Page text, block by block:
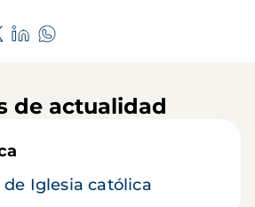
de actualidad
Iglesia católica